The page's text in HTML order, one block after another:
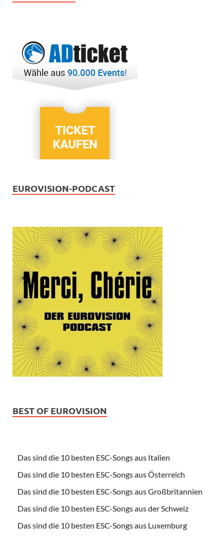
EUROVISION-PODCAST
BEST OF EUROVISION
Das sind die 10 besten ESC-Songs aus Italien
Das sind die 10 besten ESC-Songs aus Österreich
Das sind die 10 besten ESC-Songs aus Großbritannien
Das sind die 10 besten ESC-Songs aus der Schweiz
Das sind die 10 besten ESC-Songs aus Luxemburg